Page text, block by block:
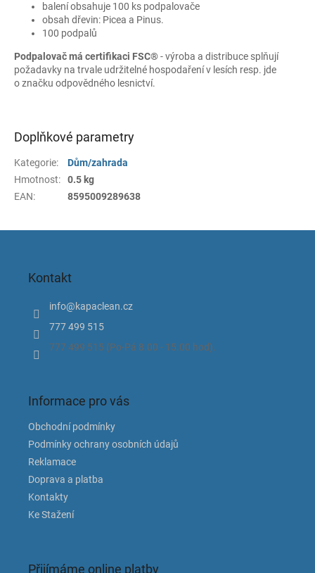
balení obsahuje 100 ks podpalovače
obsah dřevin: Picea a Pinus.
100 podpalů
Podpalovač má certifikaci FSC®- výroba a distribuce splňují
požadavky na trvale udržitelné hospodaření v lesích resp. jde
o značku odpovědného lesnictví.
Doplňkové parametry
Kategorie:
Dům/zahrada
Hmotnost:
0.5 kg
EAN: 8595009289638
Kontakt
info@kapaclean.cz
777 499 515
777 499 515 (Po-Pá 8.00 - 15.00 hod).
Informace pro vás
Obchodní podmínky
Podmínky ochrany osobních údajů
Reklamace
Doprava a platba
Kontakty
Ke Stažení
Přijímáme online platby